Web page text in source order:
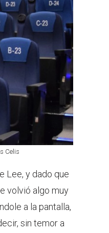
Celis
Lee, y dado que
volvió algo muy
a la pantalla,
sin temor a